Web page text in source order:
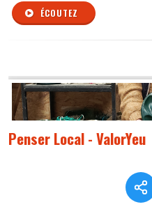
ÉCOUTEZ
Penser Local - ValorYeu